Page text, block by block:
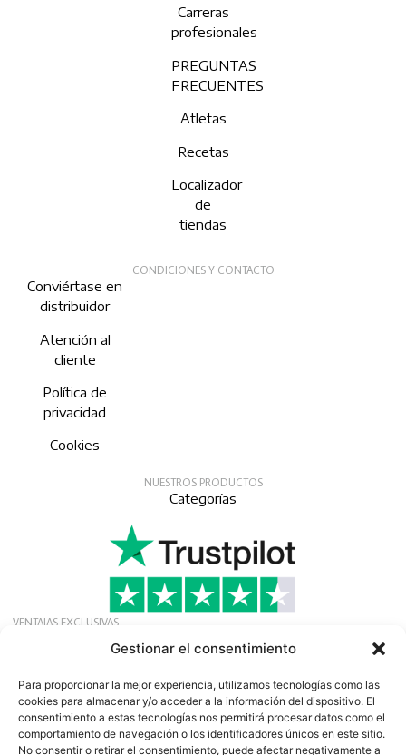
Gestionar el consentimiento
Para proporcionar la mejor experiencia, utilizamos tecnologías como las
cookies para almacenar y/o acceder a la información del dispositivo. El
consentimiento a estas tecnologías nos permitirá procesar datos como el
comportamiento de navegación o los identificadores únicos en este sitio.
No consentir o retirar el consentimiento, puede afectar negativamente a
Carreras
profesionales
PREGUNTAS
FRECUENTES
Atletas
Recetas
Localizador
de
tiendas
CONDICIONES Y CONTACTO
Conviértase en
distribuidor
Atención al
cliente
Política de
privacidad
Cookies
NUESTROS PRODUCTOS
Categorías
VENTAJAS EXCLUSIVAS
ofertas, noticias y eventos exclusivos.
Boletín